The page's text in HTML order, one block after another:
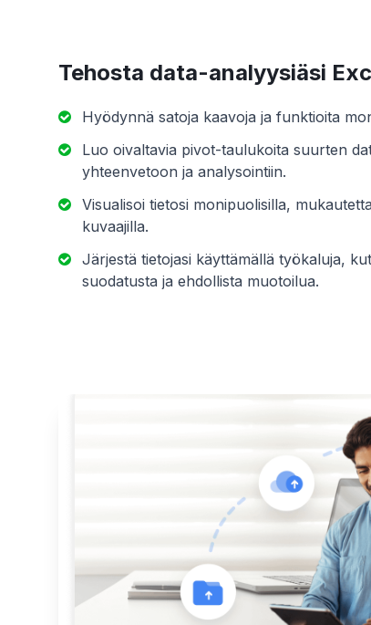
Tehosta data-analyysiäsi
Hyödynnä satoja kaavoja ja funktioita
Luo oivaltavia pivot-taulukoita suurten
yhteenvetoon ja analysointiin.
Visualisoi tietosi monipuolisilla,
kuvaajilla.
Järjestä tietojasi käyttämällä työkaluja,
suodatusta ja ehdollista muotoilua.